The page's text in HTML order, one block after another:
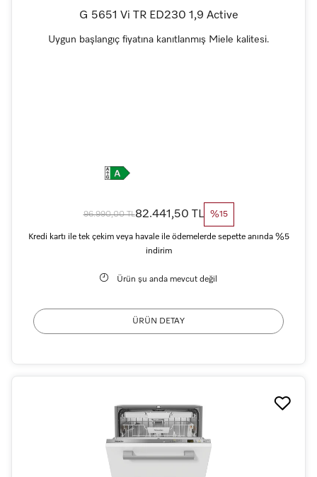
G 5651 Vi TR ED230 1,9 Active
Uygun başlangıç fiyatına kanıtlanmış Miele kalitesi.
96.990,00 TL82.441,50 TL %15
Kredi kartı ile tek çekim veya havale ile ödemelerde sepette anında %5
indirim
Ürün şu anda mevcut değil
ÜRÜN DETAY